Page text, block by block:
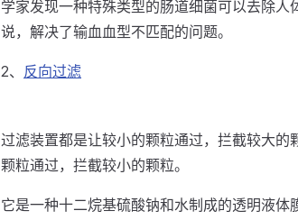
学家发现一种特殊类型的肠道细菌可以去除
说，解决了输血血型不匹配的问题。
2、 反向过滤
过滤装置都是让较小的颗粒通过，拦截较大
颗粒通过，拦截较小的颗粒。
它是一种十二烷基硫酸钠和水制成的透明液